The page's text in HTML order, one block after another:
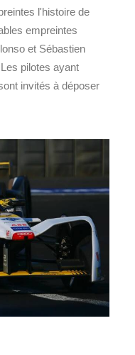
l'histoire de
empreintes
et Sébastien
pilotes ayant
invités à déposer